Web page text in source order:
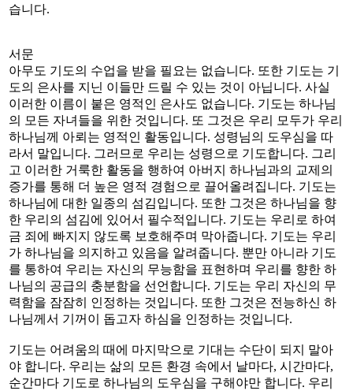
습니다.
서문
아무도 기도의 수업을 받을 필요는 없습니다. 또한 기도는 기
도의 은사를 지닌 이들만 드릴 수 있는 것이 아닙니다. 사실
이러한 이름이 붙은 영적인 은사도 없습니다. 기도는 하나님
의 모든 자녀들을 위한 것입니다. 또 그것은 우리 모두가 우리
하나님께 아뢰는 영적인 활동입니다. 성령님의 도우심을 따
라서 말입니다. 그러므로 우리는 성령으로 기도합니다. 그리
고 이러한 거룩한 활동을 행하여 아버지 하나님과의 교제의
증가를 통해 더 높은 영적 경험으로 끌어올려집니다. 기도는
하나님에 대한 일종의 섬김입니다. 또한 그것은 하나님을 향
한 우리의 섬김에 있어서 필수적입니다. 기도는 우리로 하여
금 죄에 빠지지 않도록 보호해주며 막아줍니다. 기도는 우리
가 하나님을 의지하고 있음을 알려줍니다. 뿐만 아니라 기도
를 통하여 우리는 자신의 무능함을 표현하며 우리를 향한 하
나님의 공급의 충분함을 선언합니다. 기도는 우리 자신의 무
력함을 잠잠히 인정하는 것입니다. 또한 그것은 전능하신 하
나님께서 기꺼이 돕고자 하심을 인정하는 것입니다.
기도는 어려움의 때에 마지막으로 기대는 수단이 되지 말아
야 합니다. 우리는 삶의 모든 환경 속에서 날마다, 시간마다,
순간마다 기도로 하나님의 도우심을 구해야만 합니다. 우리